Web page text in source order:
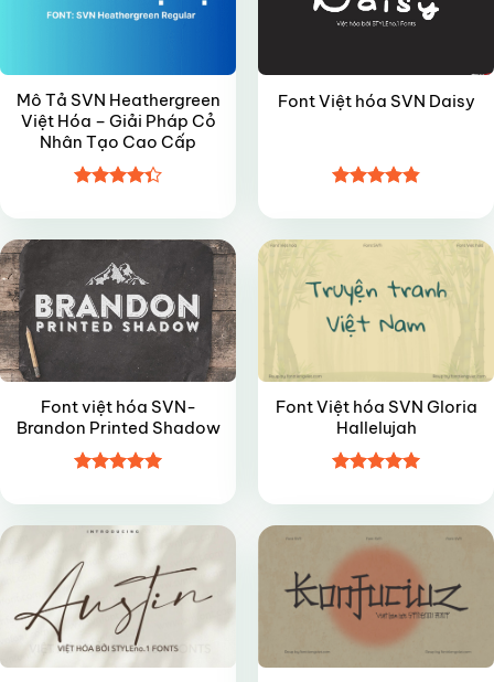
Mô Tả SVN Heathergreen
Việt Hóa – Giải Pháp Cỏ
Nhân Tạo Cao Cấp
hạng4.35
5 sao
Font Việt hóa SVN Daisy
hạng4.85
5 sao
Font việt hóa SVN-
Brandon Printed Shadow
hạng55
sao
Font Việt hóa SVN Gloria
Hallelujah
hạng4.95
5 sao